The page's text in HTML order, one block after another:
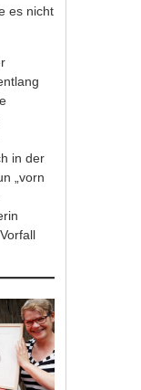
es nicht
in der
„vorn